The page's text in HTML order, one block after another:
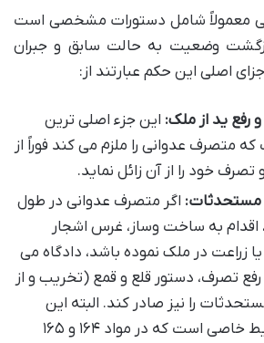
معمولاً شامل دستورات مشخصی است
وضعیت به حالت سابق و جبران
اصلی این حکم عبارتند از:
رفع ید از ملک: این جزء اصلی ترین
عدوانی را ملزم می کند فوراً از
خود را از آن زائل نماید.
مستحدثات: اگر متصرف عدوانی در طول
اقدام به ساخت وساز، غرس اشجار
زراعت در ملک نموده باشد، دادگاه می
تصرف، دستور قلع و قمع (تخریب و از
را نیز صادر کند. البته این
موضوع تابع شرایط خاصی است که در مواد ۱۶۴ و ۱۶۵